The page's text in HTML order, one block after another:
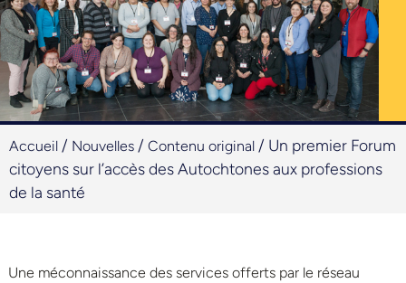
Accueil / Nouvelles / Contenu original / Un premier Forum
citoyens sur l’accès des Autochtones aux professions
de la santé
Une méconnaissance des services offerts par le réseau